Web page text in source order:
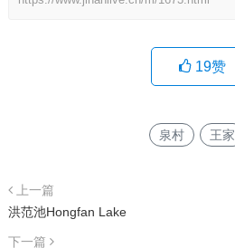
19赞
泉村 王家
上一篇
洪范池Hongfan Lake
下一篇